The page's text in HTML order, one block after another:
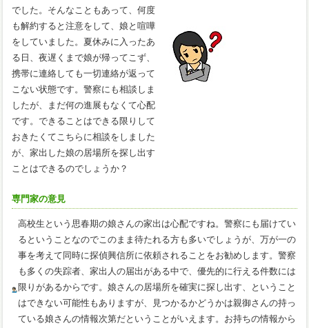
でした。そんなこともあって、何度
も解約すると注意をして、娘と喧嘩
をしていました。夏休みに入ったあ
る日、夜遅くまで娘が帰ってこず、
携帯に連絡しても一切連絡が返って
こない状態です。警察にも相談しま
したが、まだ何の進展もなくて心配
です。できることはできる限りして
おきたくてこちらに相談をしました
が、家出した娘の居場所を探し出す
ことはできるのでしょうか？
専門家の意見
高校生という思春期の娘さんの家出は心配ですね。警察にも届けてい
るということなのでこのまま待たれる方も多いでしょうが、万が一の
事を考えて同時に探偵興信所に依頼されることをお勧めします。警察
も多くの失踪者、家出人の届出がある中で、優先的に行える件数には
限りがあるからです。娘さんの居場所を確実に探し出す、ということ
はできない可能性もありますが、見つかるかどうかは親御さんの持っ
ている娘さんの情報次第だということがいえます。お持ちの情報から